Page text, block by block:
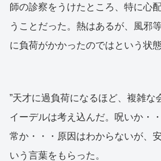
師の診察をうけたところ、特に心
うことだった。熱はあるが、風邪
に負荷がかかったのではという状態
”天才に過負荷になるほど、複雑な
イーデルは考え込んだ。呪いか・
常か・・・原因はわからないが、
いう言葉をもらった。